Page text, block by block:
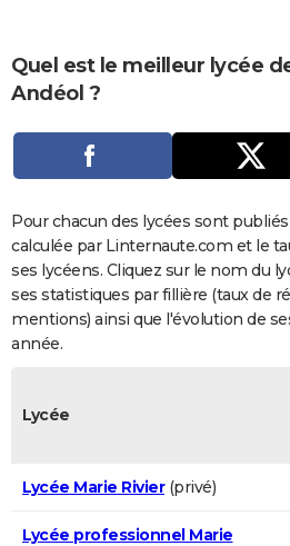
Carte de Noël
Carte Bonne année
Carte Saint-Valentin
Carte Pâques
Carte d'anniversaire
DICTIONNAIRE
Dictionnaire
Biographies
Citations
Expressions
Proverbes
PROGRAMME TV
S'inscrire
Se connecter
Lycées
Collèges
Primaires
Universités
Entreprises
Service militaire
Avis de recherche
AVIS DE DÉCÈS
FORUM
Bricolage
Lifestyle
Culture
Sport
Auto
Television
Voyage
Cinema
Quel est le meilleur lycée
Andéol ?
Pour chacun des lycées sont
calculée par Linternaute.com et le
ses lycéens. Cliquez sur le nom du
ses statistiques par fillière (taux de
mentions) ainsi que l'évolution de
année.
Lycée
Lycée Marie Rivier(privé)
Lycée professionnel Marie